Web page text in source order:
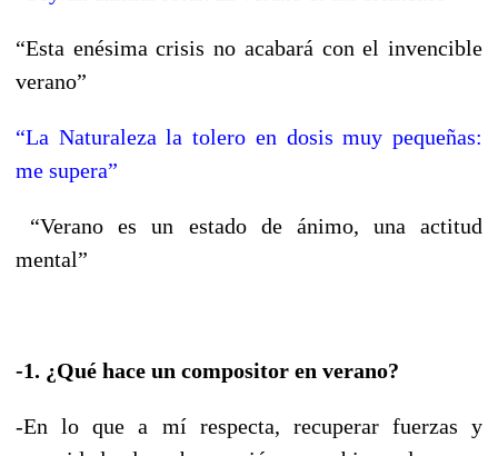
“Esta enésima crisis no acabará con el invencible
verano”
“La Naturaleza la tolero en dosis muy pequeñas:
me supera”
“Verano es un estado de ánimo, una actitud
mental”
-1. ¿Qué hace un compositor en verano?
-En lo que a mí respecta, recuperar fuerzas y